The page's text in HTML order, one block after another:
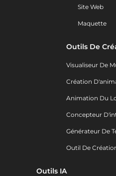
Site Web
Maquette
Outils De
Visualiseur De
Création
Animation Du
Concepteur
Générateur De
Outil De
Outils IA